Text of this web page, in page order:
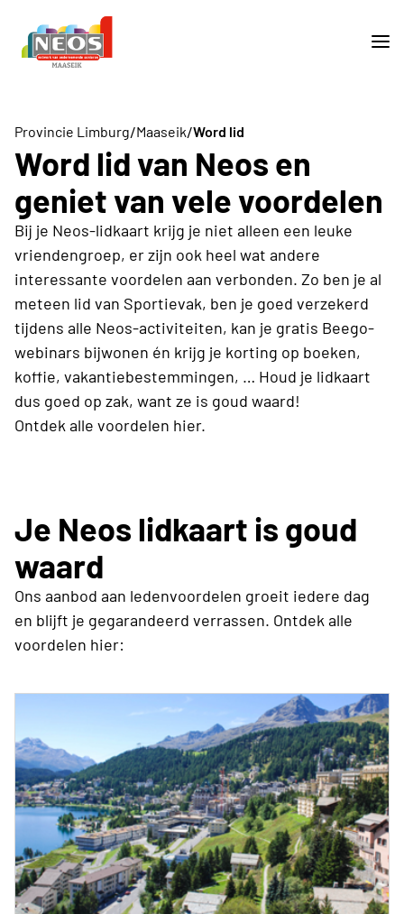
Provincie Limburg/Maaseik/Word lid
Word lid van Neos en
geniet van vele voordelen
Bij je Neos-lidkaart krijg je niet alleen een leuke
vriendengroep, er zijn ook heel wat andere
interessante voordelen aan verbonden. Zo ben je al
meteen lid van Sportievak, ben je goed verzekerd
tijdens alle Neos-activiteiten, kan je gratis Beego-
webinars bijwonen én krijg je korting op boeken,
koffie, vakantiebestemmingen, … Houd je lidkaart
dus goed op zak, want ze is goud waard!
Ontdek alle voordelen hier.
Je Neos lidkaart is goud
waard
Ons aanbod aan ledenvoordelen groeit iedere dag
en blijft je gegarandeerd verrassen. Ontdek alle
voordelen hier: